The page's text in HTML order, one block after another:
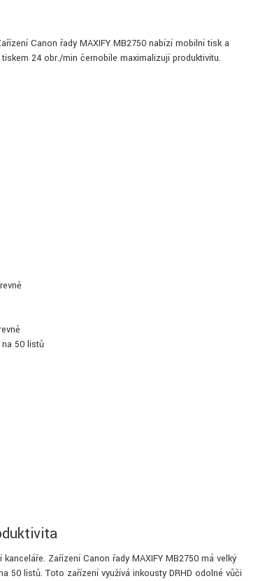
Canon řady MAXIFY MB2750 nabízí mobilní tisk a
24 obr./min černobíle maximalizují produktivitu.
50 listů
Zařízení Canon řady MAXIFY MB2750 má velký
50 listů. Toto zařízení využívá inkousty DRHD odolné vůči